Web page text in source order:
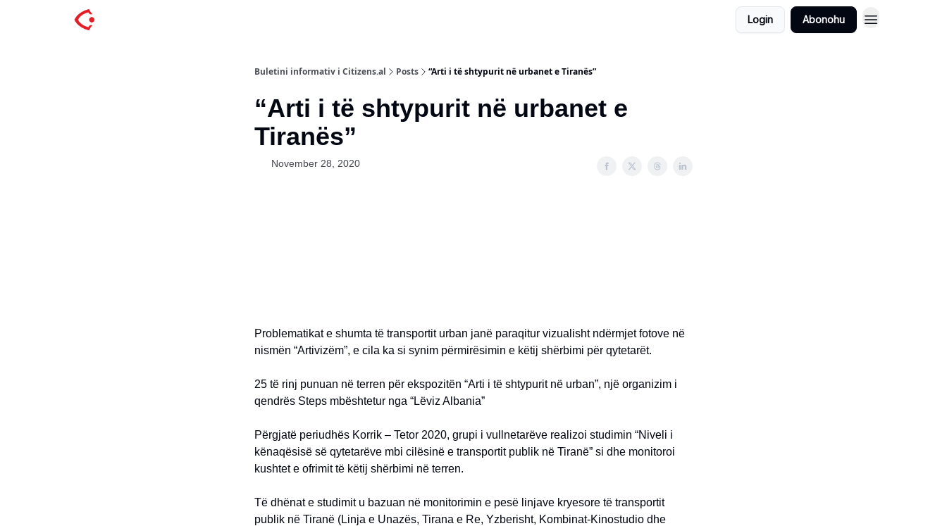
Login Abonohu
Buletini informativ i Citizens.al Posts “Arti i të shtypurit në urbanet e Tiranës”
“Arti i të shtypurit në urbanet e
Tiranës”
November 28, 2020
Problematikat e shumta të transportit urban janë paraqitur vizualisht ndërmjet fotove në
nismën “Artivizëm”, e cila ka si synim përmirësimin e këtij shërbimi për qytetarët.
25 të rinj punuan në terren për ekspozitën “Arti i të shtypurit në urban”, një organizim i
qendrës Steps mbështetur nga “Lëviz Albania”
Përgjatë periudhës Korrik – Tetor 2020, grupi i vullnetarëve realizoi studimin “Niveli i
kënaqësisë së qytetarëve mbi cilësinë e transportit publik në Tiranë” si dhe monitoroi
kushtet e ofrimit të këtij shërbimi në terren.
Të dhënat e studimit u bazuan në monitorimin e pesë linjave kryesore të transportit
publik në Tiranë (Linja e Unazës, Tirana e Re, Yzberisht, Kombinat-Kinostudio dhe